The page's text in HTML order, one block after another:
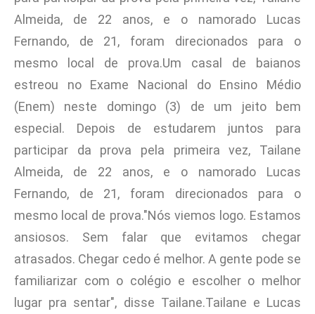
Almeida, de 22 anos, e o namorado Lucas
Fernando, de 21, foram direcionados para o
mesmo local de prova.Um casal de baianos
estreou no Exame Nacional do Ensino Médio
(Enem) neste domingo (3) de um jeito bem
especial. Depois de estudarem juntos para
participar da prova pela primeira vez, Tailane
Almeida, de 22 anos, e o namorado Lucas
Fernando, de 21, foram direcionados para o
mesmo local de prova."Nós viemos logo. Estamos
ansiosos. Sem falar que evitamos chegar
atrasados. Chegar cedo é melhor. A gente pode se
familiarizar com o colégio e escolher o melhor
lugar pra sentar", disse Tailane.Tailane e Lucas